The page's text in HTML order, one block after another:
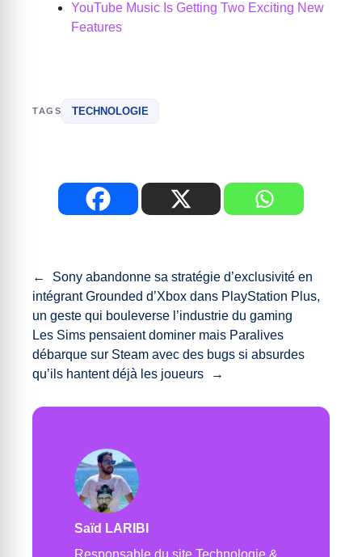
YouTube Music Is Getting Two Exciting New
Features
TAGS TECHNOLOGIE
←
Sony abandonne sa stratégie d’exclusivité en
intégrant Grounded d’Xbox dans PlayStation Plus,
un geste qui bouleverse l’industrie du gaming
Les Sims pensaient dominer mais Paralives
débarque sur Steam avec des bugs si absurdes
qu’ils hantent déjà les joueurs
→
Saïd LARIBI
Responsable du site Technologie &